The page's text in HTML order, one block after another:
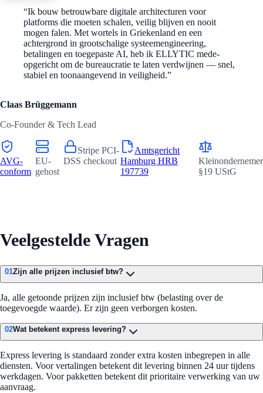
“Ik bouw betrouwbare digitale architecturen voor
platforms die moeten schalen, veilig blijven en nooit
mogen falen. Met wortels in Griekenland en een
achtergrond in grootschalige systeemengineering,
betalingen en toegepaste AI, heb ik ELLYTIC mede-
opgericht om de bureaucratie te laten verdwijnen — snel,
stabiel en toonaangevend in veiligheid.”
Claas Brüggemann
Co-Founder & Tech Lead
AVG-
conform
EU-
gehost
Stripe PCI-
DSS checkout
Amtsgericht
Hamburg HRB
197739
Kleinondernemer
§19 UStG
Veelgestelde Vragen
01Zijn alle prijzen inclusief btw?
Ja, alle getoonde prijzen zijn inclusief btw (belasting over de
toegevoegde waarde). Er zijn geen verborgen kosten.
02Wat betekent express levering?
Express levering is standaard zonder extra kosten inbegrepen in alle
diensten. Voor vertalingen betekent dit levering binnen 24 uur tijdens
werkdagen. Voor pakketten betekent dit prioritaire verwerking van uw
aanvraag.